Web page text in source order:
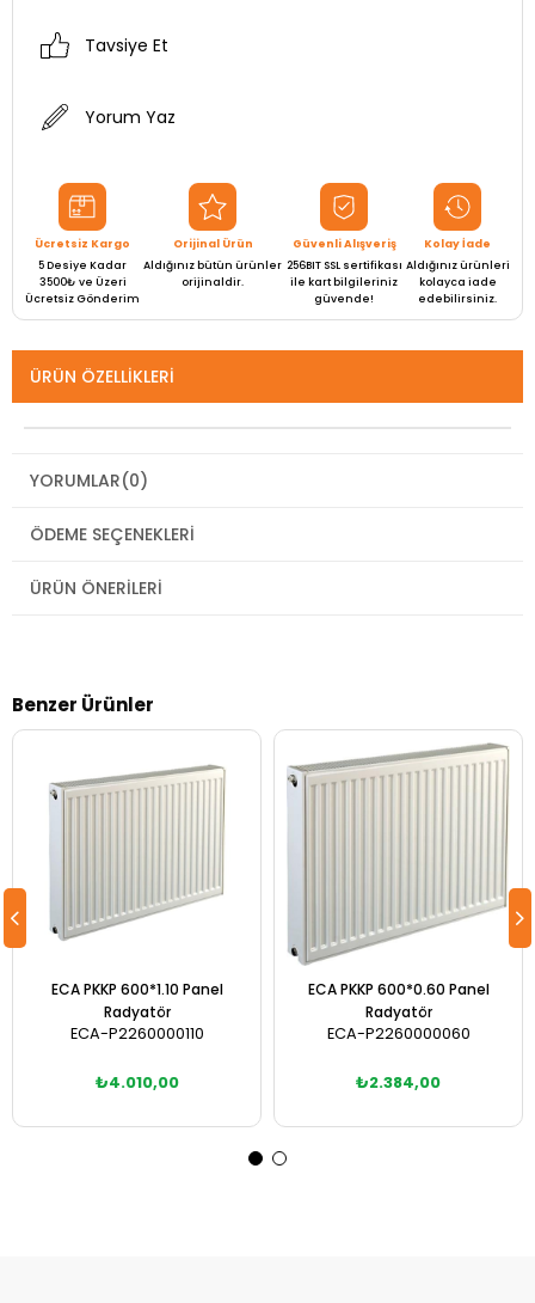
Tavsiye Et
Yorum Yaz
Ücretsiz Kargo
5 Desiye Kadar
3500₺ ve Üzeri
Ücretsiz Gönderim
Orijinal Ürün
Aldığınız bütün ürünler
orijinaldir.
Güvenli Alışveriş
256BIT SSL sertifikası
ile kart bilgileriniz
güvende!
Kolay İade
Aldığınız ürünleri
kolayca iade
edebilirsiniz.
ÜRÜN ÖZELLIKLERI
YORUMLAR(0)
ÖDEME SEÇENEKLERI
ÜRÜN ÖNERILERI
Benzer Ürünler
ECA PKKP 600*1.10 Panel
Radyatör
ECA-P2260000110
₺4.010,00
ECA PKKP 600*0.60 Panel
Radyatör
ECA-P2260000060
₺2.384,00